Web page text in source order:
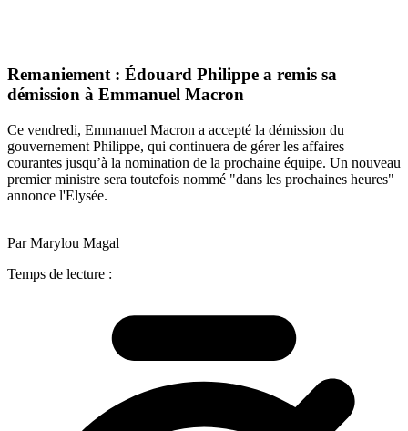
Remaniement : Édouard Philippe a remis sa
démission à Emmanuel Macron
Ce vendredi, Emmanuel Macron a accepté la démission du
gouvernement Philippe, qui continuera de gérer les affaires
courantes jusqu’à la nomination de la prochaine équipe. Un nouveau
premier ministre sera toutefois nommé "dans les prochaines heures"
annonce l'Elysée.
Par Marylou Magal
Temps de lecture :